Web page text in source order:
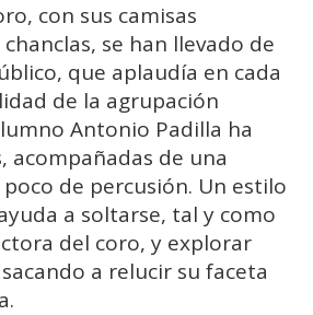
con sus camisas
se han llevado de
que aplaudía en cada
de la agrupación
Antonio Padilla ha
acompañadas de una
de percusión. Un estilo
a soltarse, tal y como
del coro, y explorar
a relucir su faceta